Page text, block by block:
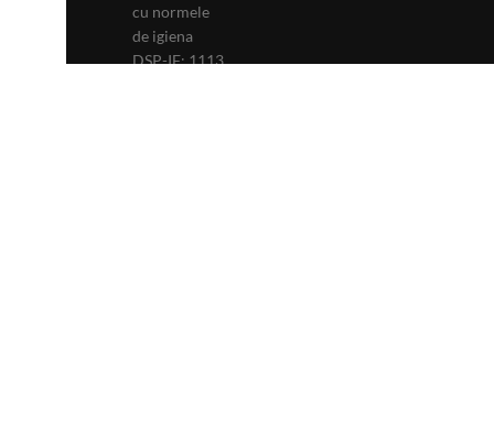
cu normele
de igiena
DSP-IF: 1113